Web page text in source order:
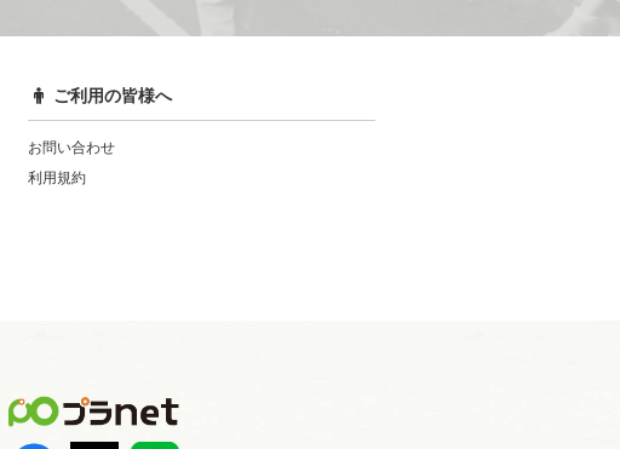
ご利用の皆様へ
お問い合わせ
利用規約